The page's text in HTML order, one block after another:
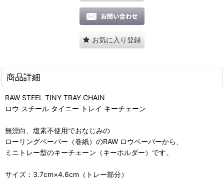
お気に入り登録
商品詳細
RAW STEEL TINY TRAY CHAIN
ロウ スチール タイニー トレイ キーチェーン
無漂白、塩素不使用でおなじみの
ローリングペーパー（巻紙）のRAW ロウペーパーから、
ミニトレー型のキーチェーン（キーホルダー）です。
サイズ：3.7cm×4.6cm（トレー部分）